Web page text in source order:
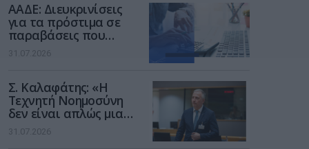
ΑΑΔΕ: Διευκρινίσεις
για τα πρόστιμα σε
παραβάσεις που
αφορούν τους ΦΗΜ
31.07.2026
Σ. Καλαφάτης: «Η
Τεχνητή Νοημοσύνη
δεν είναι απλώς μια
νέα τεχνολογία, είναι
μια νέα βιομηχανική
31.07.2026